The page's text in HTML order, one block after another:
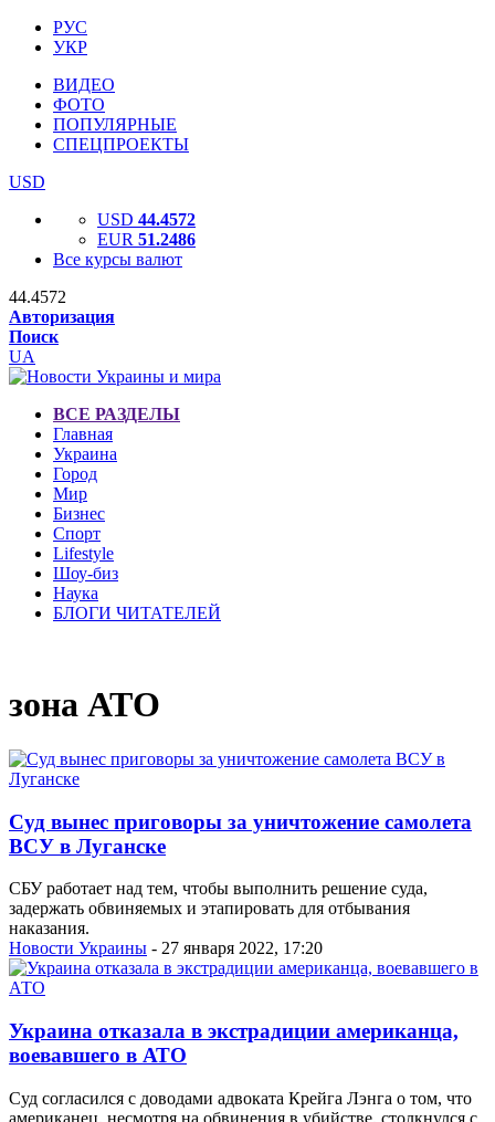
РУС
УКР
ВИДЕО
ФОТО
ПОПУЛЯРНЫЕ
СПЕЦПРОЕКТЫ
USD
USD 44.4572
EUR 51.2486
Все курсы валют
44.4572
Авторизация
Поиск
UA
ВСЕ РАЗДЕЛЫ
Главная
Украина
Город
Мир
Бизнес
Спорт
Lifestyle
Шоу-биз
Наука
БЛОГИ ЧИТАТЕЛЕЙ
зона АТО
Суд вынес приговоры за уничтожение самолета
ВСУ в Луганске
СБУ работает над тем, чтобы выполнить решение суда,
задержать обвиняемых и этапировать для отбывания
наказания.
Новости Украины - 27 января 2022, 17:20
Украина отказала в экстрадиции американца,
воевавшего в АТО
Суд согласился с доводами адвоката Крейга Лэнга о том, что
американец, несмотря на обвинения в убийстве, столкнулся с